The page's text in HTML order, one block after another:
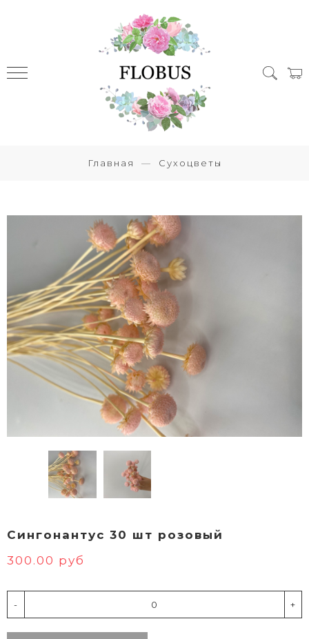
Главная Сухоцветы
Сингонантус 30 шт розовый
300.00 руб
- +